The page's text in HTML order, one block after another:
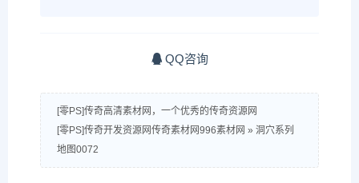
QQ咨询
[零PS]传奇高清素材网，一个优秀的传奇资源网
[零PS]传奇开发资源网传奇素材网996素材网 » 洞穴系列
地图0072